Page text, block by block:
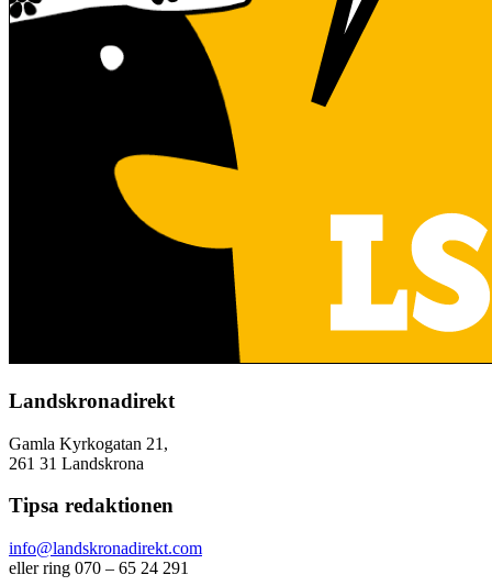
Landskronadirekt
Gamla Kyrkogatan 21,
261 31 Landskrona
Tipsa redaktionen
info@landskronadirekt.com
eller ring 070 – 65 24 291